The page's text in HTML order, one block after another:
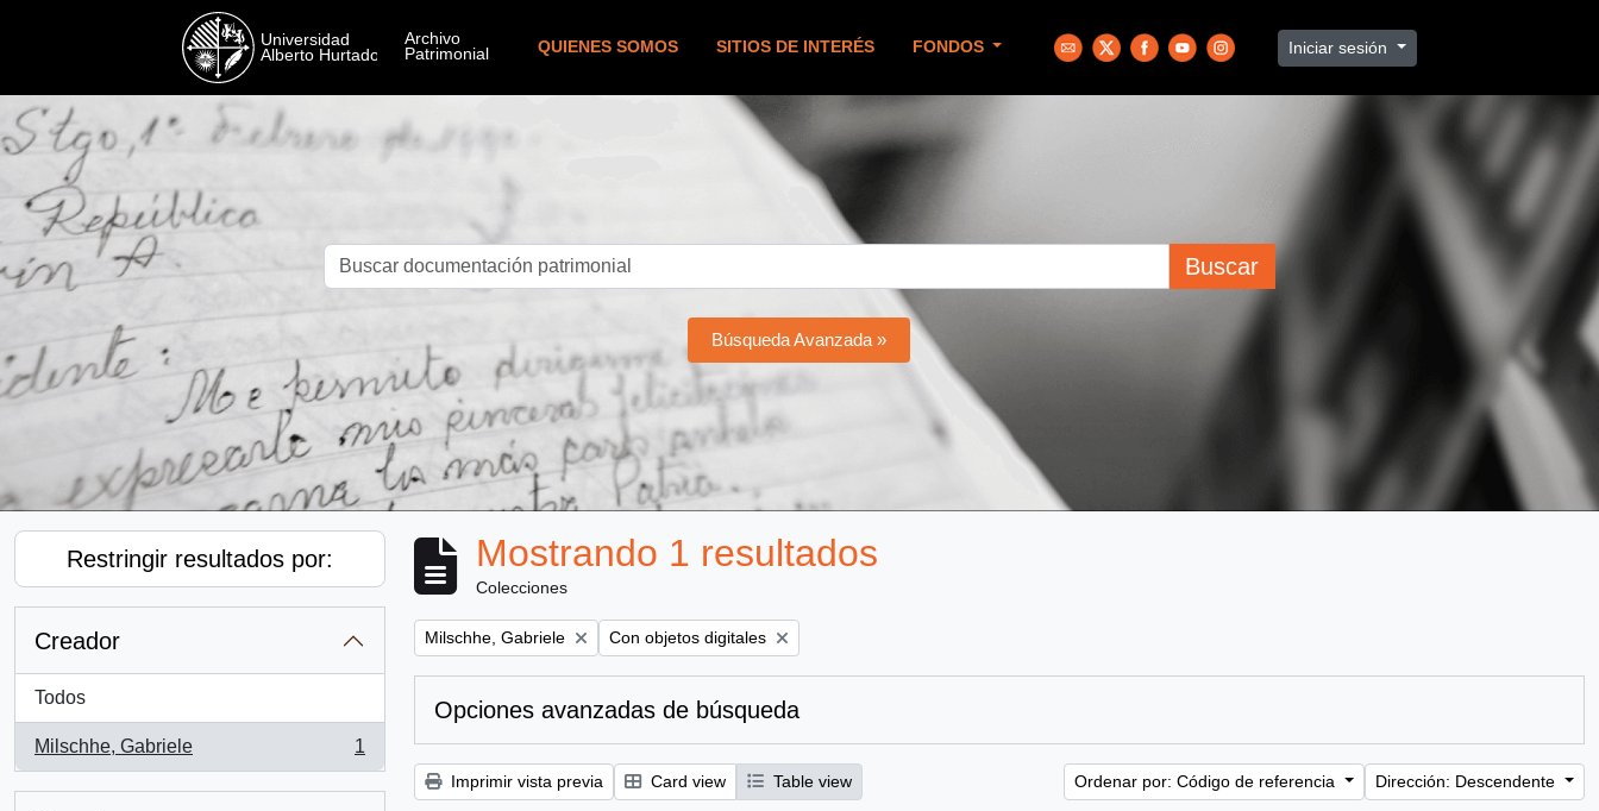
QUIENES SOMOS SITIOS DE INTERÉS FONDOS Iniciar sesión
Buscar
Búsqueda Avanzada »
Restringir resultados por:
Creador
Todos
Milschhe, Gabriele
, 1 resultados
1
Mostrando 1 resultados
Colecciones
Remove filter:
Milschhe, Gabriele Remove filter:
Con objetos digitales
Opciones avanzadas de búsqueda
Imprimir vista previa Card view Table view Ordenar por: Código de referencia Dirección: Descendente